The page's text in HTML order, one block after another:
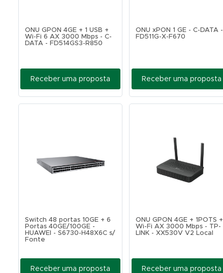
ONU GPON 4GE + 1 USB +
Wi-Fi 6 AX 3000 Mbps - C-
DATA - FD514GS3-R850
Receber uma proposta
ONU xPON 1 GE - C-DATA -
FD511G-X-F670
Receber uma proposta
Switch 48 portas 10GE + 6
Portas 40GE/100GE -
HUAWEI - S6730-H48X6C s/
Fonte
Receber uma proposta
ONU GPON 4GE + 1POTS +
Wi-Fi AX 3000 Mbps - TP-
LINK - XX530V V2 Local
Receber uma proposta